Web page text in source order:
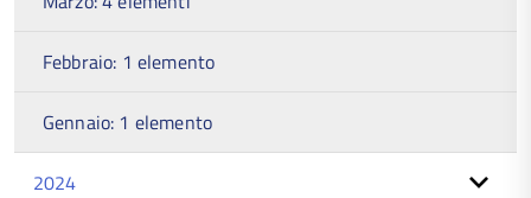
Febbraio: 1 elemento
Gennaio: 1 elemento
2024